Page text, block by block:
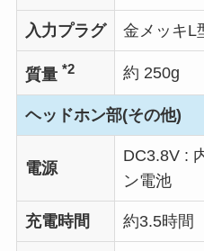
入力プラグ 金メッキL
質量 *2 約 250g
ヘッドホン部(その他)
電源
DC3.8V :
ン電池
充電時間 約3.5時間